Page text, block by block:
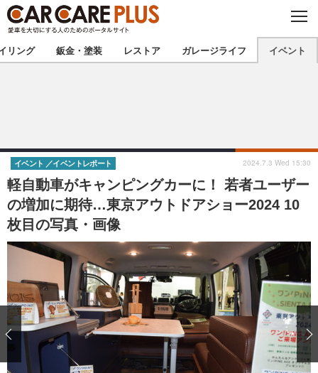
C
O
S
E
★カーケアプラス認定★ 厳選プロショップを地域から探す
甲信越 北陸
東海 関西
中国
九州 沖縄
注目の記事
ショップレポート 愛車 File
自動車豆知識 ストップ！不具合修理＆粗悪修理
ディテイリング
ディテイリング 洗車
鈑金・塗装
リング 鈑金・塗装 レストア ガレージライフ イベント
軽自動車がキャンピングカーに！ 若者ユーザー
の増加に期待…東京アウトドアショー2024 10
枚目の写真・画像
イベント イベントレポート 2024.7.3 Wed 15:30